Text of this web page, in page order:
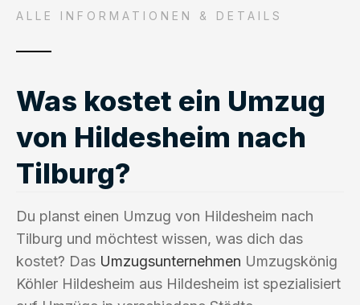
ALLE INFORMATIONEN & DETAILS
Was kostet ein Umzug
von Hildesheim nach
Tilburg?
Du planst einen Umzug von Hildesheim nach
Tilburg und möchtest wissen, was dich das
kostet? Das Umzugsunternehmen Umzugskönig
Köhler Hildesheim aus Hildesheim ist spezialisiert